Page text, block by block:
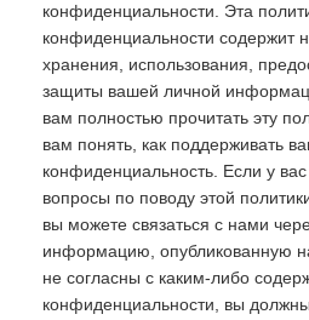
конфиденциальности. Эта
конфиденциальности содержит
хранения, использования,
защиты вашей личной
вам полностью прочитать эту
вам понять, как поддерживать
конфиденциальность. Если у
вопросы по поводу этой
вы можете связаться с нами
информацию, опубликованную
не согласны с каким-либо
конфиденциальности, вы